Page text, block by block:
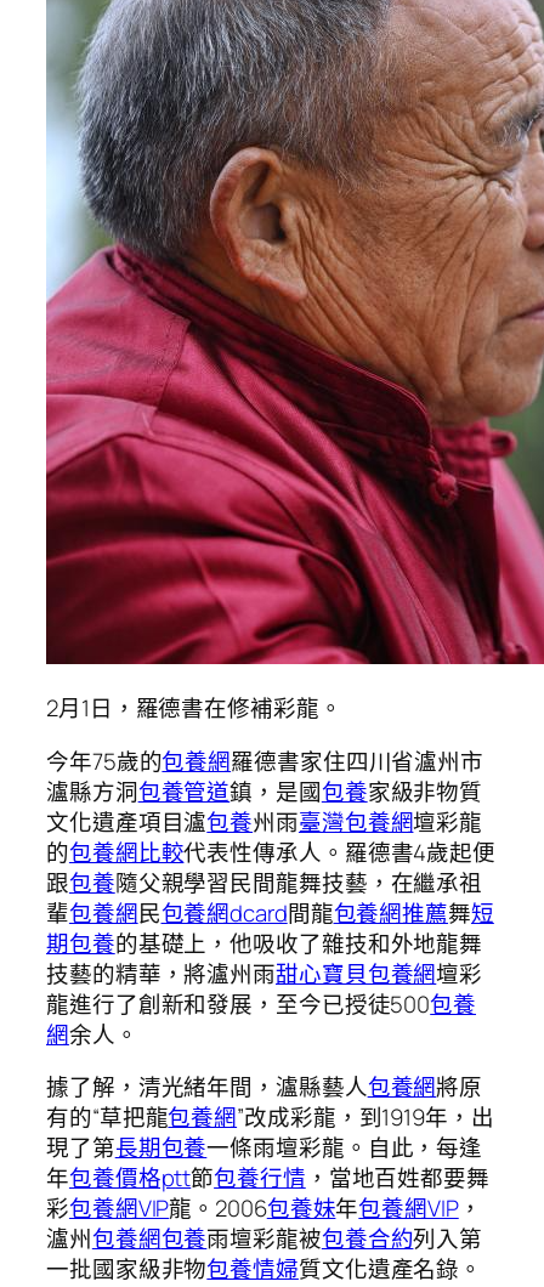
2月1日，羅德書在修補彩龍。
今年75歲的包養網羅德書家住四川省瀘州市
瀘縣方洞包養管道鎮，是國包養家級非物質
文化遺產項目瀘包養州雨臺灣包養網壇彩龍
的包養網比較代表性傳承人。羅德書4歲起便
跟包養隨父親學習民間龍舞技藝，在繼承祖
輩包養網民包養網dcard間龍包養網推薦舞短
期包養的基礎上，他吸收了雜技和外地龍舞
技藝的精華，將瀘州雨甜心寶貝包養網壇彩
龍進行了創新和發展，至今已授徒500包養
網余人。
據了解，清光緒年間，瀘縣藝人包養網將原
有的“草把龍包養網”改成彩龍，到1919年，出
現了第長期包養一條雨壇彩龍。自此，每逢
年包養價格ptt節包養行情 ，當地百姓都要舞
彩包養網VIP龍。2006包養妹年包養網VIP，
瀘州包養網包養雨壇彩龍被包養合約列入第
一批國家級非物包養情婦質文化遺產名錄。